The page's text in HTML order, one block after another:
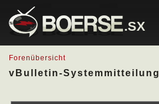
.SX
Forenübersicht
vBulletin-Systemmitteilung